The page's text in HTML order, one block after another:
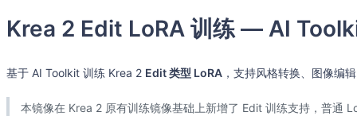
Krea 2 Edit LoRA 训练 — AI
基于 AI Toolkit 训练 Krea 2 Edit 类型 LoRA ，支持风格转换、图像编
本镜像在 Krea 2 原有训练镜像基础上新增了 Edit 训练支持，普通